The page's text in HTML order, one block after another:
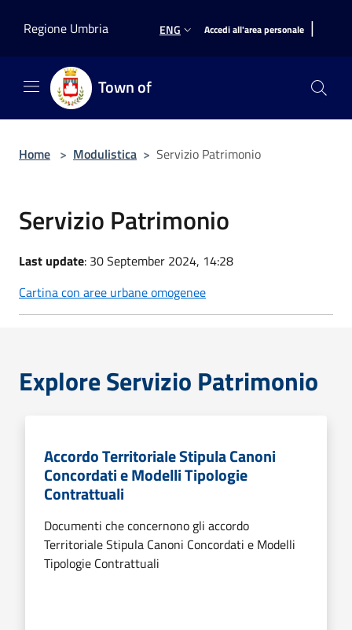
Regione Umbria
ENG Accedi all'area personale |
Town of
Home > Modulistica > Servizio Patrimonio
Servizio Patrimonio
Last update: 30 September 2024, 14:28
Cartina con aree urbane omogenee
Explore Servizio Patrimonio
Accordo Territoriale Stipula Canoni
Concordati e Modelli Tipologie
Contrattuali
Documenti che concernono gli accordo
Territoriale Stipula Canoni Concordati e Modelli
Tipologie Contrattuali